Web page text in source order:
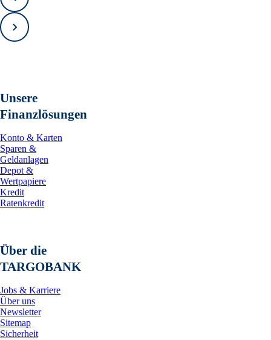
Zurück
Vorwärts
Unsere
Finanzlösungen
Konto & Karten
Sparen &
Geldanlagen
Depot &
Wertpapiere
Kredit
Ratenkredit
Über die
TARGOBANK
Jobs & Karriere
Über uns
Newsletter
Sitemap
Sicherheit